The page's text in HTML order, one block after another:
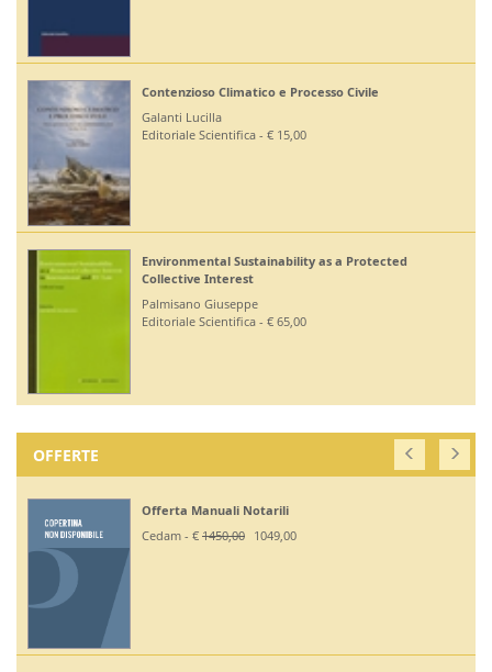
Contenzioso Climatico e Processo Civile
Galanti Lucilla
Editoriale Scientifica - € 15,00
Environmental Sustainability as a Protected
Collective Interest
Palmisano Giuseppe
Editoriale Scientifica - € 65,00
OFFERTE
Offerta Manuali Notarili
Cedam - € 1450,00 1049,00